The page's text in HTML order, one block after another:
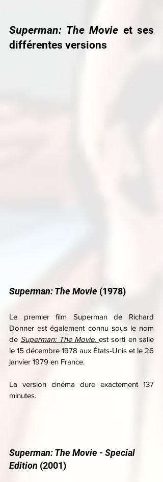
Superman: The Movie et ses
différentes versions
Superman: The Movie (1978)
Le premier film Superman de Richard
Donner est également connu sous le nom
de Superman: The Movie. est sorti en salle
le 15 décembre 1978 aux États-Unis et le 26
janvier 1979 en France.
La version cinéma dure exactement 137
minutes.
Superman: The Movie - Special
Edition (2001)